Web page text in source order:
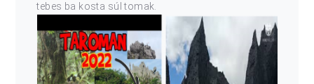
tebes ba kosta súl tomak.